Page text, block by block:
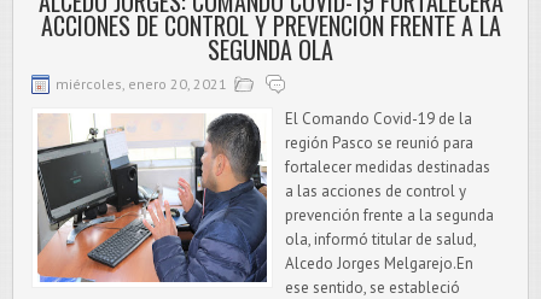
ACCIONES DE CONTROL Y PREVENCIÓN FRENTE A LA
SEGUNDA OLA
miércoles, enero 20, 2021
El Comando Covid-19 de la
región Pasco se reunió para
fortalecer medidas destinadas
a las acciones de control y
prevención frente a la segunda
ola, informó titular de salud,
Alcedo Jorges Melgarejo.En
ese sentido, se estableció